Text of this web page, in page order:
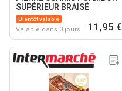
SUPÉRIEUR BRAISÉ
Bientôt valable
Valable dans 3 jours 11,95 €